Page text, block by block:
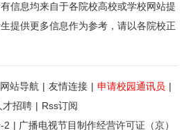
信息均来自于各院校高校或学校网站提
提供更多信息作为参考，请以各院校正
网站导航 | 友情连接 | 申请校园通讯员 |
才招聘 | Rss订阅
2 | 广播电视节目制作经营许可证（京）